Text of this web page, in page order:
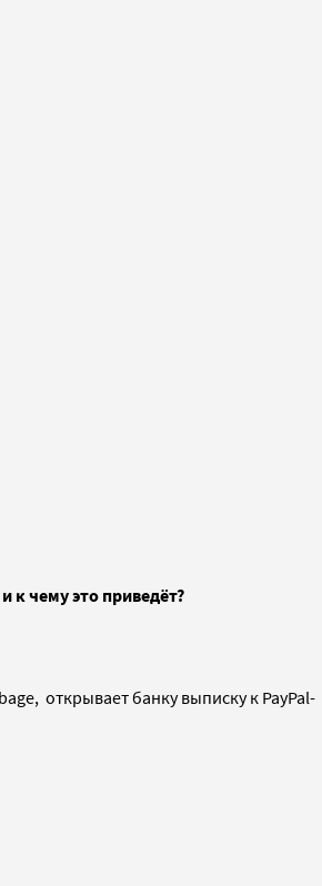
к чему это приведёт?
открывает банку выписку к PayPal-